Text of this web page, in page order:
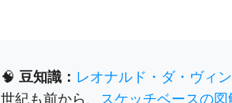
🧠 豆知識： レオナルド・ダ・ヴィ
世紀も前から、
スケッチベースの